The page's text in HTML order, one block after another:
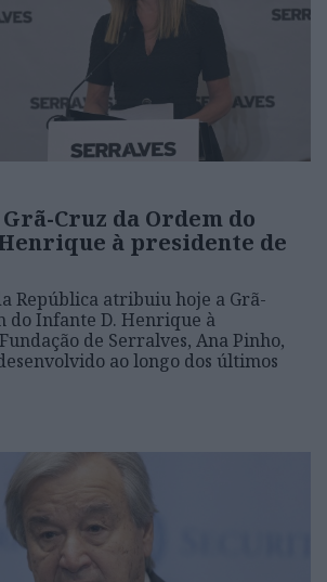
Cruz da Ordem do
à presidente de
República atribuiu hoje a Grã-
do Infante D. Henrique à
de Serralves, Ana Pinho,
ao longo dos últimos